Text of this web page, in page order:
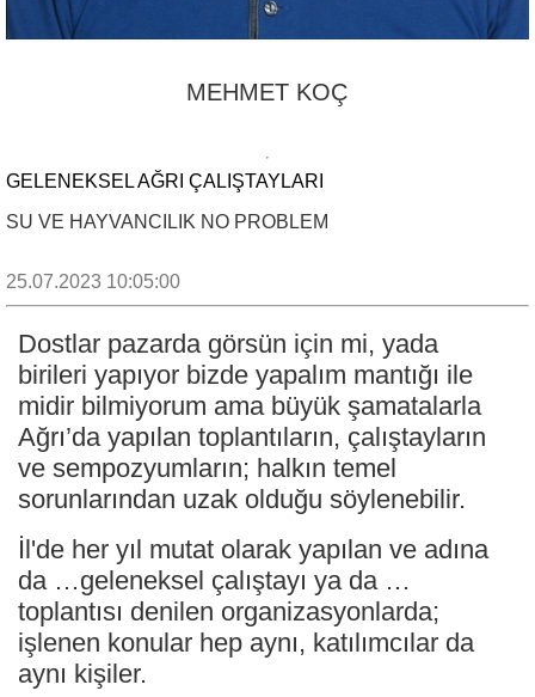
MEHMET KOÇ
GELENEKSEL AĞRI ÇALIŞTAYLARI
SU VE HAYVANCILIK NO PROBLEM
25.07.2023 10:05:00
Dostlar pazarda görsün için mi, yada
birileri yapıyor bizde yapalım mantığı ile
midir bilmiyorum ama büyük şamatalarla
Ağrı’da yapılan toplantıların, çalıştayların
ve sempozyumların; halkın temel
sorunlarından uzak olduğu söylenebilir.
İl'de her yıl mutat olarak yapılan ve adına
da …geleneksel çalıştayı ya da …
toplantısı denilen organizasyonlarda;
işlenen konular hep aynı, katılımcılar da
aynı kişiler.